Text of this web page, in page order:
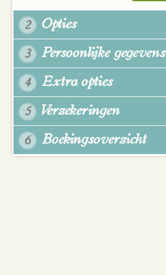
2 Opties
3 Persoonlijke gegevens
4 Extra opties
5 Verzekeringen
6 Boekingsoverzicht